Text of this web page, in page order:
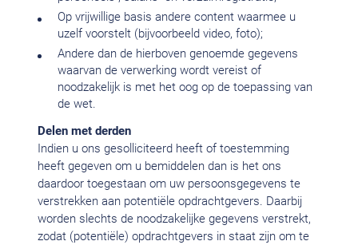
Op vrijwillige basis andere content waarmee u
uzelf voorstelt (bijvoorbeeld video, foto);
Andere dan de hierboven genoemde gegevens
waarvan de verwerking wordt vereist of
noodzakelijk is met het oog op de toepassing van
de wet.
Delen met derden
Indien u ons gesolliciteerd heeft of toestemming
heeft gegeven om u bemiddelen dan is het ons
daardoor toegestaan om uw persoonsgegevens te
verstrekken aan potentiële opdrachtgevers. Daarbij
worden slechts de noodzakelijke gegevens verstrekt,
zodat (potentiële) opdrachtgevers in staat zijn om te